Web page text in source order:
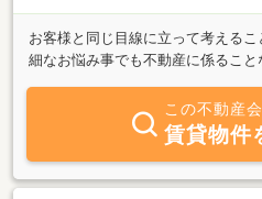
お客様と同じ目線に立って考える
細なお悩み事でも不動産に係ること
この不動産
賃貸物件